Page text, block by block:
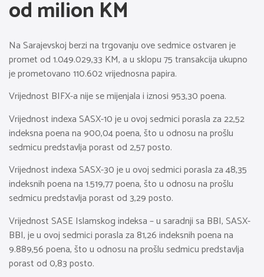
od milion KM
Na Sarajevskoj berzi na trgovanju ove sedmice ostvaren je
promet od 1.049.029,33 KM, a u sklopu 75 transakcija ukupno
je prometovano 110.602 vrijednosna papira.
Vrijednost BIFX-a nije se mijenjala i iznosi 953,30 poena.
Vrijednost indexa SASX-10 je u ovoj sedmici porasla za 22,52
indeksna poena na 900,04 poena, što u odnosu na prošlu
sedmicu predstavlja porast od 2,57 posto.
Vrijednost indexa SASX-30 je u ovoj sedmici porasla za 48,35
indeksnih poena na 1.519,77 poena, što u odnosu na prošlu
sedmicu predstavlja porast od 3,29 posto.
Vrijednost SASE Islamskog indeksa – u saradnji sa BBI, SASX-
BBI, je u ovoj sedmici porasla za 81,26 indeksnih poena na
9.889,56 poena, što u odnosu na prošlu sedmicu predstavlja
porast od 0,83 posto.